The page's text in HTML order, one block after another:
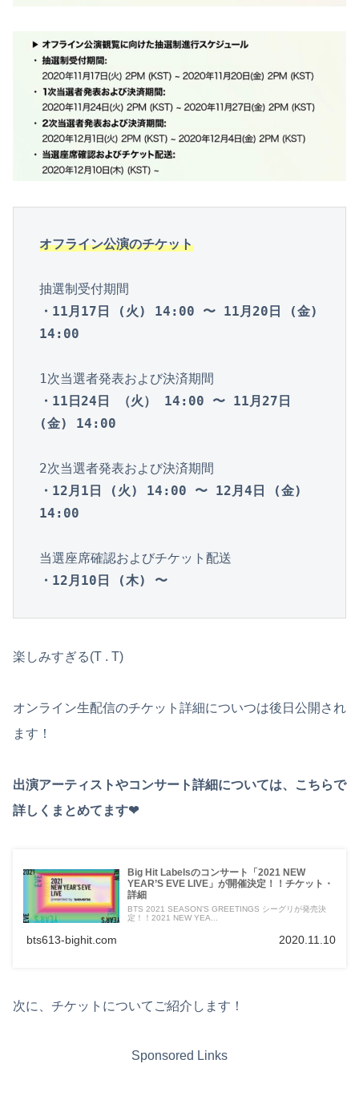
オフライン公演のチケット
・11月17日 (火) 14:00 〜 11月20日 (金)
14:00
1次当選者発表および決済期間
・11日24日 （火） 14:00 〜 11月27日
(金) 14:00
・12月1日 (火) 14:00 〜 12月4日 (金)
14:00
・12月10日 (木) 〜
楽しみすぎる(T . T)
オンライン生配信のチケット詳細についつは後日公開され
ます！
出演アーティストやコンサート詳細については、こちらで
詳しくまとめてます❤︎
Big Hit Labelsのコンサート「2021 NEW
YEAR’S EVE LIVE」が開催決定！！チケット・
詳細
BTS 2021 SEASON’S GREETINGS シーグリが発売決
定！！2021 NEW YEA...
bts613-bighit.com 2020.11.10
次に、チケットについてご紹介します！
Sponsored Links